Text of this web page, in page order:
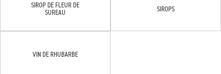
SIROP DE FLEUR DE
SUREAU
SIROPS
VIN DE RHUBARBE